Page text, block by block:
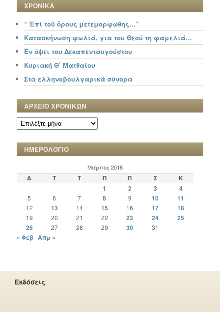
ΧΡΟΝΙΚΑ
“ Ἐπί τοῦ ὄρους μετεμορφώθης…”
Κατασκήνωση φωλιά, για του Θεού τη φαμελιά…
Εν όψει του Δεκαπενταυγούστου
Κυριακή Θ΄ Ματθαίου
Στα ελληνοβουλγαρικά σύνορα
ΑΡΧΕΙΟ ΧΡΟΝΙΚΩΝ
ΑΡΧΕΙΟ
ΧΡΟΝΙΚΩΝ
ΗΜΕΡΟΛΟΓΙΟ
Μάρτιος 2018
Δ Τ Τ Π Π Σ Κ
1 2 3 4
5 6 7 8 9 10 11
12 13 14 15 16 17 18
19 20 21 22 23 24
25
26
27 28 29 30 31
« Φεβ Απρ »
Εκδόσεις